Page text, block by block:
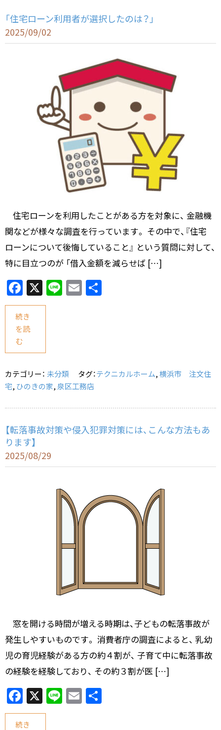
「住宅ローン利用者が選択したのは？」
2025/09/02
住宅ローンを利用したことがある方を対象に、 金融機
関などが様々な調査を行っています。 その中で、『住宅
ローンについて後悔していること』 という質問に対して、
特に目立つのが 「借入金額を減らせば […]
F
a
c
e
b
o
o
X Li
n
E
m
続き
を読
む
カテゴリー： 未分類 タグ：テクニカルホーム,横浜市 注文住
宅, ひのきの家,泉区工務店
【転落事故対策や侵入犯罪対策には、こんな方法もあ
ります】
2025/08/29
窓を開ける時間が増える時期は、子どもの転落事故が
発生しやすいものです。 消費者庁の調査によると、 乳幼
児の育児経験がある方の約４割が、 子育て中に転落事故
の経験を経験しており、 その約３割が医 […]
F
a
X Li
n
E
m
続き